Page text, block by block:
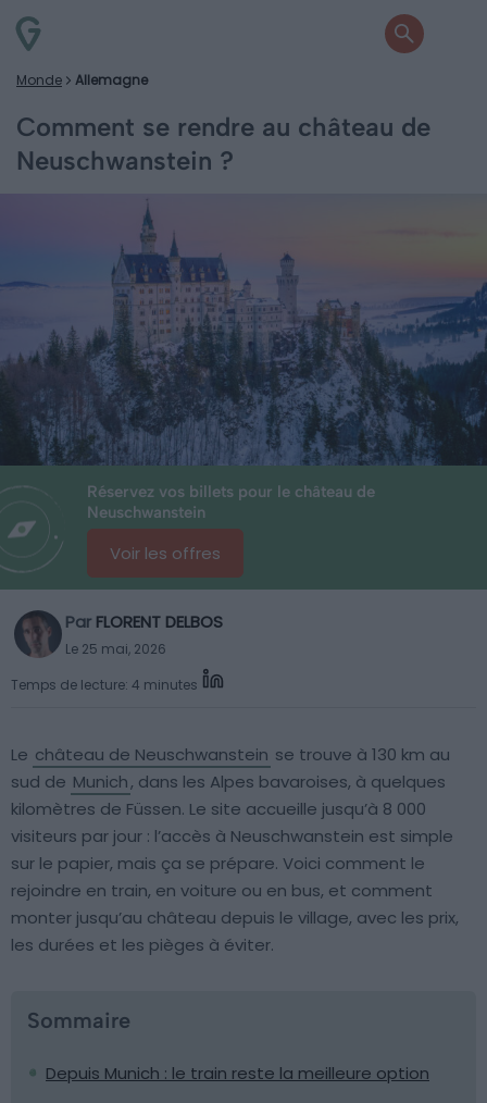
Monde Allemagne
Comment se rendre au château de
Neuschwanstein ?
Réservez vos billets pour le château de
Neuschwanstein
Voir les offres
Par FLORENT DELBOS
Le 25 mai, 2026
Temps de lecture: 4 minutes
Le château de Neuschwanstein se trouve à 130 km au
sud de Munich, dans les Alpes bavaroises, à quelques
kilomètres de Füssen. Le site accueille jusqu’à 8 000
visiteurs par jour : l’accès à Neuschwanstein est simple
sur le papier, mais ça se prépare. Voici comment le
rejoindre en train, en voiture ou en bus, et comment
monter jusqu’au château depuis le village, avec les prix,
les durées et les pièges à éviter.
Sommaire
Depuis Munich : le train reste la meilleure option